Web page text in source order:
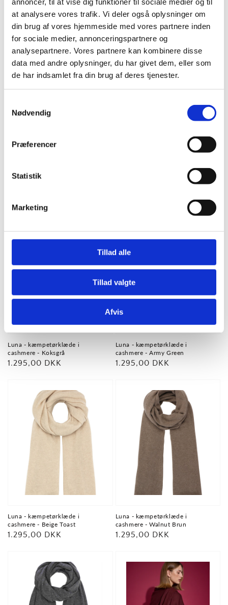
at analysere vores trafik. Vi deler også oplysninger om
din brug af vores hjemmeside med vores partnere inden
for sociale medier, annonceringspartnere og
analysepartnere. Vores partnere kan kombinere disse
data med andre oplysninger, du har givet dem, eller som
de har indsamlet fra din brug af deres tjenester.
Nødvendig
Præferencer
Statistik
Marketing
Tillad alle
Tillad valgte
Afvis
Luna - kæmpetørklæde i
cashmere - Espresso Mørk Brun
Normalpris
1.295,00 DKK
Luna - kæmpetørklæde i
cashmere - Pink
Normalpris
1.295,00 DKK
Luna - kæmpetørklæde i
cashmere - Lyserød
cashmere - Vintage Rose
Luna - kæmpetørklæde i
cashmere - Koksgrå
Normalpris
1.295,00 DKK
Luna - kæmpetørklæde i
cashmere - Army Green
Normalpris
1.295,00 DKK
Luna - kæmpetørklæde i
cashmere - Beige Toast
Normalpris
1.295,00 DKK
Luna - kæmpetørklæde i
cashmere - Walnut Brun
Normalpris
1.295,00 DKK